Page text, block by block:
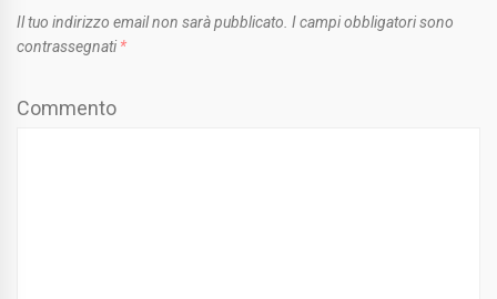
Il tuo indirizzo email non sarà pubblicato. I campi obbligatori sono
contrassegnati *
Commento